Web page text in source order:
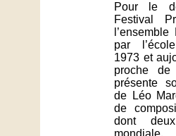
Pour le
Festival
l’ensemble
par
1973 et
proche de
présente
de Léo
de
dont